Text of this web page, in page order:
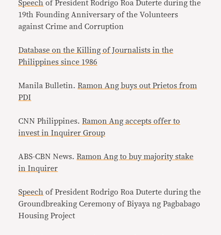
Speech of President Rodrigo Roa Duterte during the
19th Founding Anniversary of the Volunteers
against Crime and Corruption
Database on the Killing of Journalists in the
Philippines since 1986
Manila Bulletin.Ramon Ang buys out Prietos from
PDI
CNN Philippines.Ramon Ang accepts offer to
invest in Inquirer Group
ABS-CBN News.Ramon Ang to buy majority stake
in Inquirer
Speech of President Rodrigo Roa Duterte during the
Groundbreaking Ceremony of Biyaya ng Pagbabago
Housing Project